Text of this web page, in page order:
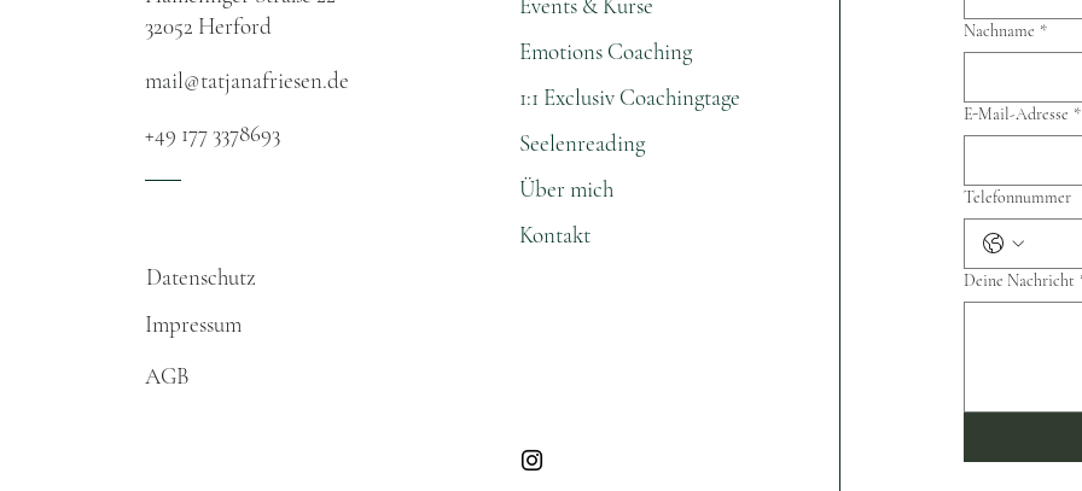
32052 Herford​
mail@tatjanafriesen.de
+49 177 3378693
Emotions Coaching
1:1 Exclusiv Coachingtage
Seelenreading
Über mich
Kontakt
Datenschutz​
Impressum
AGB
Nachname *
E-Mail-Adresse *
Telefonnummer
Deine Nachricht